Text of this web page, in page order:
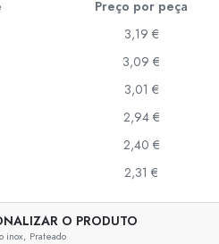
Preço por peça
3,19 €
3,09 €
3,01 €
2,94 €
2,40 €
2,31 €
O PRODUTO
inox, Prateado